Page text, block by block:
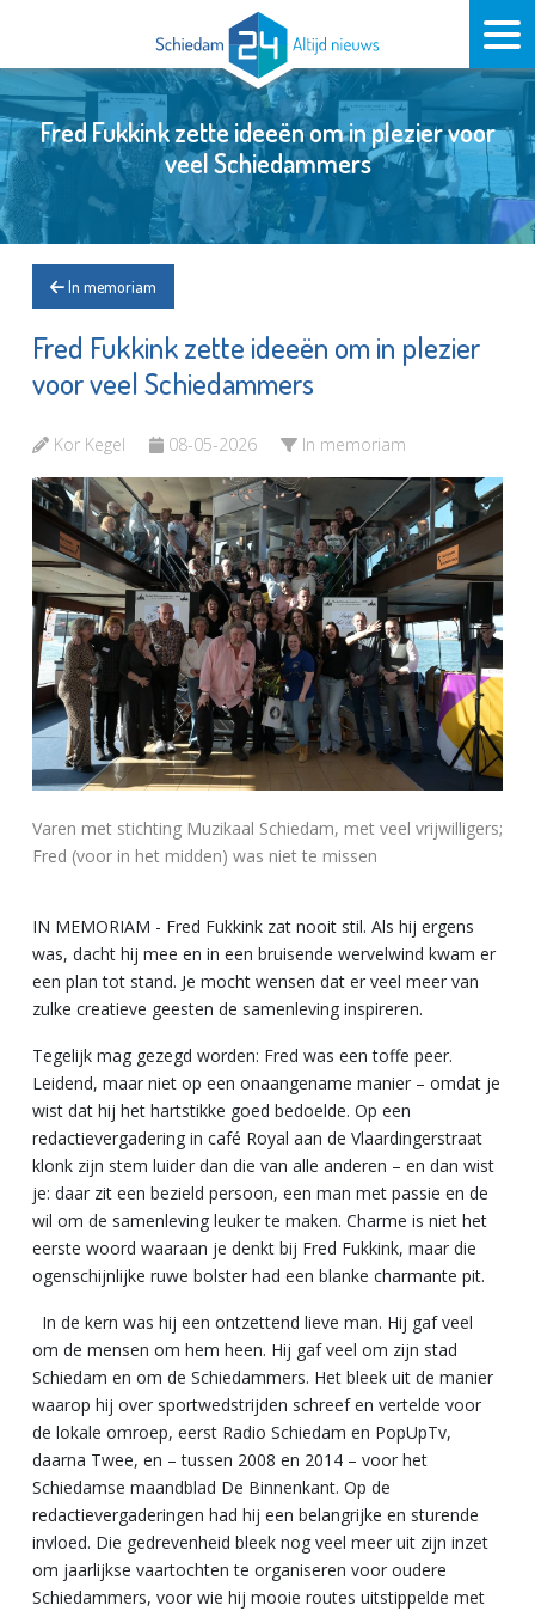
Fred Fukkink zette ideeën om in plezier voor
veel Schiedammers
In memoriam
Fred Fukkink zette ideeën om in plezier
voor veel Schiedammers
Kor Kegel 08-05-2026 In memoriam
Varen met stichting Muzikaal Schiedam, met veel vrijwilligers;
Fred (voor in het midden) was niet te missen
IN MEMORIAM - Fred Fukkink zat nooit stil. Als hij ergens
was, dacht hij mee en in een bruisende wervelwind kwam er
een plan tot stand. Je mocht wensen dat er veel meer van
zulke creatieve geesten de samenleving inspireren.
Tegelijk mag gezegd worden: Fred was een toffe peer.
Leidend, maar niet op een onaangename manier – omdat je
wist dat hij het hartstikke goed bedoelde. Op een
redactievergadering in café Royal aan de Vlaardingerstraat
klonk zijn stem luider dan die van alle anderen – en dan wist
je: daar zit een bezield persoon, een man met passie en de
wil om de samenleving leuker te maken. Charme is niet het
eerste woord waaraan je denkt bij Fred Fukkink, maar die
ogenschijnlijke ruwe bolster had een blanke charmante pit.
In de kern was hij een ontzettend lieve man. Hij gaf veel
om de mensen om hem heen. Hij gaf veel om zijn stad
Schiedam en om de Schiedammers. Het bleek uit de manier
waarop hij over sportwedstrijden schreef en vertelde voor
de lokale omroep, eerst Radio Schiedam en PopUpTv,
daarna Twee, en – tussen 2008 en 2014 – voor het
Schiedamse maandblad De Binnenkant. Op de
redactievergaderingen had hij een belangrijke en sturende
invloed. Die gedrevenheid bleek nog veel meer uit zijn inzet
om jaarlijkse vaartochten te organiseren voor oudere
Schiedammers, voor wie hij mooie routes uitstippelde met